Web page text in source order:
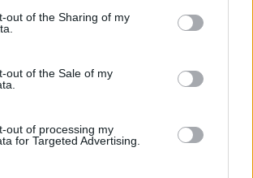
out of the Sharing of my
out of the Sale of my
out of processing my
for Targeted Advertising.
Οι φωτογραφίες που ανάρτησε στο
Instagram η Αποστολία Ζώη
Νεαρή γυναίκα από την Αιθιοπία
έγινε viral με τη φυσική
της